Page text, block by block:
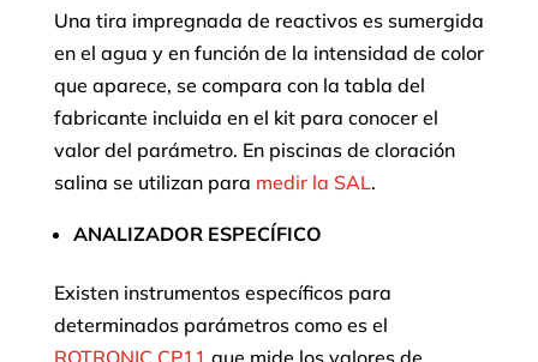
Una tira impregnada de reactivos es sumergida
en el agua y en función de la intensidad de color
que aparece, se compara con la tabla del
fabricante incluida en el kit para conocer el
valor del parámetro. En piscinas de cloración
salina se utilizan para medir la SAL.
ANALIZADOR ESPECÍFICO
Existen instrumentos específicos para
determinados parámetros como es el